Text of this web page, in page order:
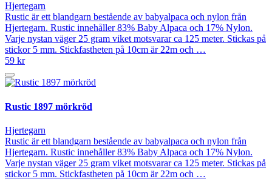
Hjertegarn
Rustic är ett blandgarn bestående av babyalpaca och nylon från
Hjertegarn. Rustic innehåller 83% Baby Alpaca och 17% Nylon.
Varje nystan väger 25 gram viket motsvarar ca 125 meter. Stickas på
stickor 5 mm. Stickfastheten på 10cm är 22m och …
59 kr
Rustic 1897 mörkröd
Hjertegarn
Rustic är ett blandgarn bestående av babyalpaca och nylon från
Hjertegarn. Rustic innehåller 83% Baby Alpaca och 17% Nylon.
Varje nystan väger 25 gram viket motsvarar ca 125 meter. Stickas på
stickor 5 mm. Stickfastheten på 10cm är 22m och …